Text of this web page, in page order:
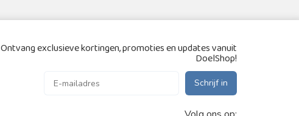
Ontvang exclusieve kortingen, promoties en updates vanuit
DoelShop!
Schrijf in